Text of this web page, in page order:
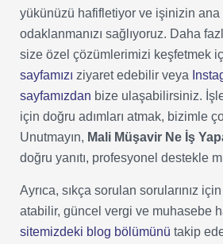
yükünüzü hafifletiyor ve işinizin
odaklanmanızı sağlıyoruz. Daha
size özel çözümlerimizi keşfetmek
sayfamızı ziyaret edebilir veya
sayfamızdan bize ulaşabilirsiniz.
için doğru adımları atmak, bizimle
Unutmayın, Mali Müşavir Ne İş
doğru yanıtı, profesyonel destekle
Ayrıca, sıkça sorulan sorularınız için
atabilir, güncel vergi ve muhasebe
sitemizdeki blog bölümünü takip